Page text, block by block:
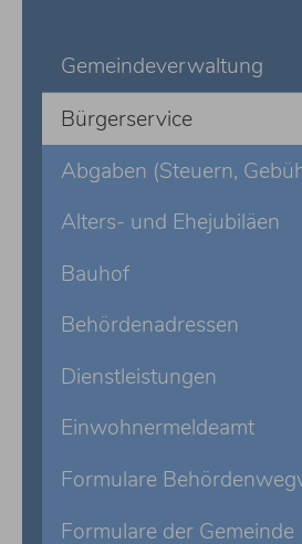
Gemeindeverwaltung
Bürgerservice
Abgaben (Steuern,
Alters- und Ehejubiläen
Bauhof
Behördenadressen
Dienstleistungen
Einwohnermeldeamt
Formulare
Formulare der Gemeinde